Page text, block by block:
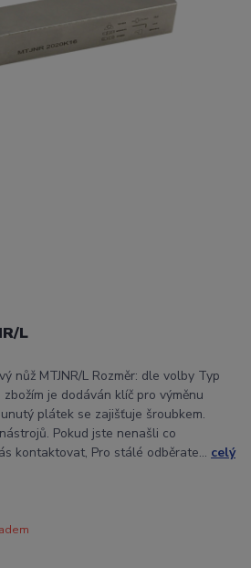
L
nůž MTJNR/L Rozměr: dle volby Typ
je dodáván klíč pro výměnu
plátek se zajišťuje šroubkem.
Pokud jste nenašli co
kontaktovat, Pro stálé odběrate... celý